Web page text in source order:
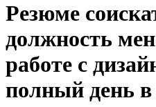
Резюме
должность
работе с
полный день